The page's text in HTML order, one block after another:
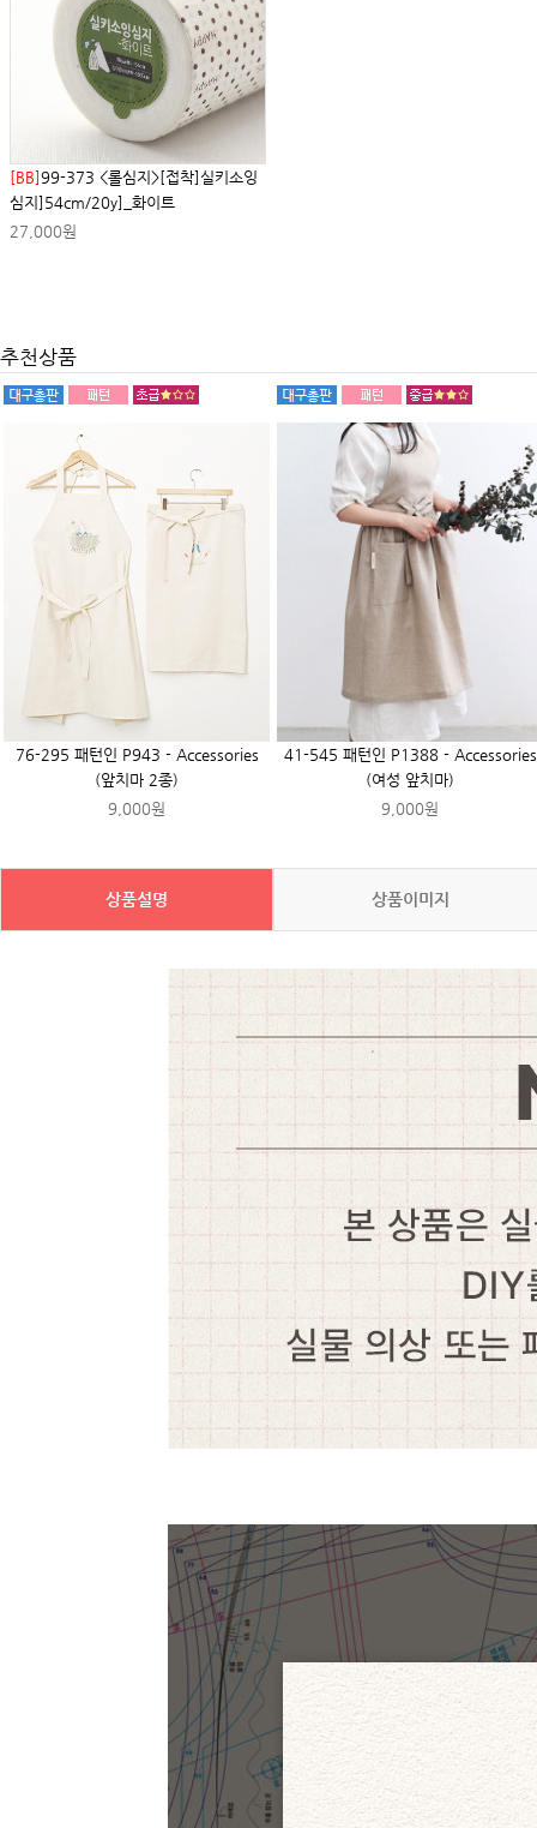
[BB]99-373 <롤심지>[접착]실키소잉
심지]54cm/20y]_화이트
27,000원
추천상품
76-295 패턴인 P943 - Accessories
(앞치마 2종)
9,000원
41-545 패턴인 P1388 - Accessories
(여성 앞치마)
9,000원
상품설명 상품이미지